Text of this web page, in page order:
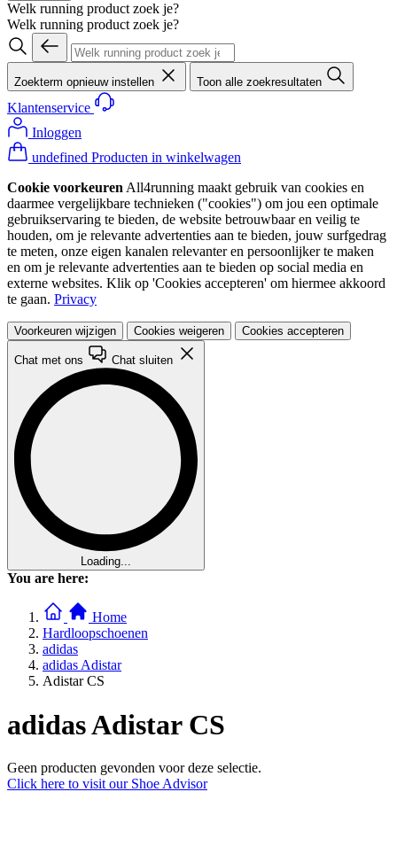
Welk running product zoek je?
Welk running product zoek je?
Zoekterm opnieuw instellen Toon alle zoekresultaten
Klantenservice
Inloggen
undefined Producten in winkelwagen
Cookie voorkeuren All4running maakt gebruik van cookies en
daarmee vergelijkbare technieken ("cookies") om jou een optimale
gebruikservaring te bieden, de website betrouwbaar en veilig te
houden, om je relevante advertenties aan te bieden, jouw surfgedrag
te meten, onze eigen kanalen relevanter en persoonlijker te maken
en om je relevante advertenties aan te bieden op social media en
externe websites. Klik op 'Cookies accepteren' om hiermee akkoord
te gaan. Privacy
Voorkeuren wijzigen Cookies weigeren Cookies accepteren
Chat met ons Chat sluiten
Loading...
You are here:
Home
Hardloopschoenen
adidas
adidas Adistar
Adistar CS
adidas Adistar CS
Geen producten gevonden voor deze selectie.
Click here to visit our Shoe Advisor